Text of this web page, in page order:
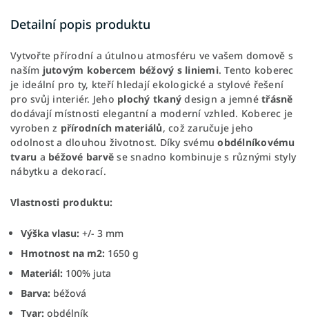
Detailní popis produktu
Vytvořte přírodní a útulnou atmosféru ve vašem domově s
naším jutovým kobercem béžový s liniemi. Tento koberec
je ideální pro ty, kteří hledají ekologické a stylové řešení
pro svůj interiér. Jeho plochý tkaný design a jemné třásně
dodávají místnosti elegantní a moderní vzhled. Koberec je
vyroben z přírodních materiálů, což zaručuje jeho
odolnost a dlouhou životnost. Díky svémuobdélníkovému
tvaru a béžové barvě se snadno kombinuje s různými styly
nábytku a dekorací.
Vlastnosti produktu:
Výška vlasu: +/- 3 mm
Hmotnost na m2: 1650 g
Materiál: 100% juta
Barva: béžová
Tvar: obdélník